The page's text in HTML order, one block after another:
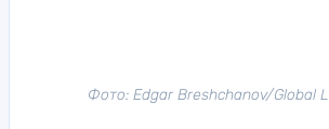
Фото: Edgar Breshchanov/Global